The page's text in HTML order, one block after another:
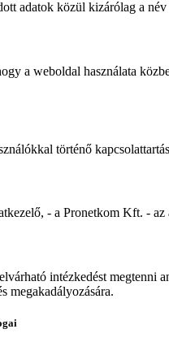
adatok közül kizárólag a
a weboldal használata
történő
- a Pronetkom Kft. - az
intézkedést megtenni
megakadályozására.